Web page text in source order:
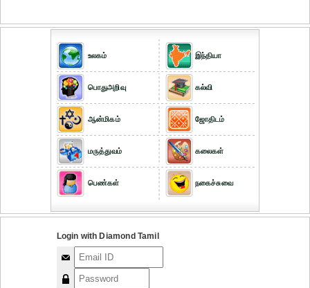
உலகம்
பொதுஅறிவு
ஆன்மிகம்
மருத்துவம்
பெண்கள்
இந்தியா
கல்வி
ஜோதிடம்
கலைகள்
நகைச்சுவை
Login with Diamond Tamil